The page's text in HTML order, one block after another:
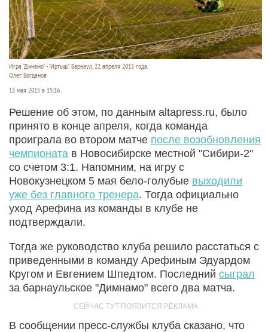
Игра "Динамо" - "Иртыш". Барнаул, 22 апреля 2015 года.
Олег Богданов
13 мая 2015 в 15:16
Решение об этом, по данным altapress.ru, было
принято в конце апреля, когда команда
проиграла во втором матче после возобновления
чемпионата в Новосибирске местной "Сибири-2"
со счетом 3:1. Напомним, на игру с
Новокузнецком 5 мая бело-голубые выходили
уже без главного тренера. Тогда официально
уход Арефина из команды в клубе не
подтверждали.
Тогда же руководство клуба решило расстаться с
приведенными в команду Арефиным Эдуардом
Кругом и Евгением Шпедтом. Последний сыграл
за барнаульское "Димнамо" всего два матча.
В сообщении пресс-службы клуба сказано, что